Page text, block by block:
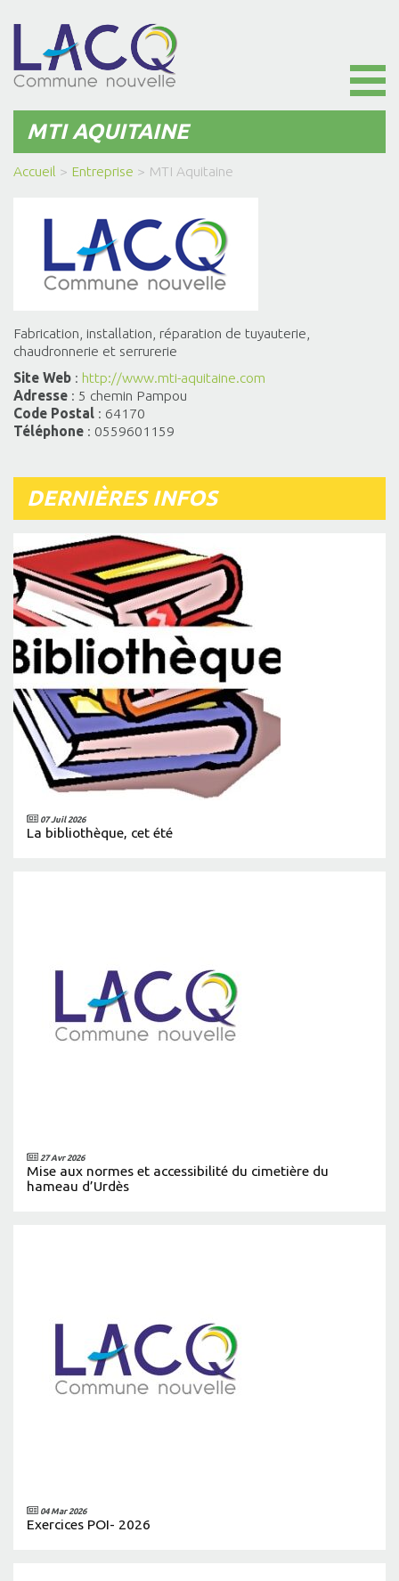
MTI AQUITAINE
Accueil > Entreprise > MTI Aquitaine
Fabrication, installation, réparation de tuyauterie,
chaudronnerie et serrurerie
Site Web : http://www.mti-aquitaine.com
Adresse : 5 chemin Pampou
Code Postal : 64170
Téléphone : 0559601159
DERNIÈRES INFOS
07 Juil 2026
La bibliothèque, cet été
27 Avr 2026
Mise aux normes et accessibilité du cimetière du
hameau d’Urdès
04 Mar 2026
Exercices POI- 2026